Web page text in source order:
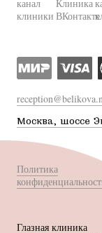
Москва, шоссе
Политика
Глазная клиника